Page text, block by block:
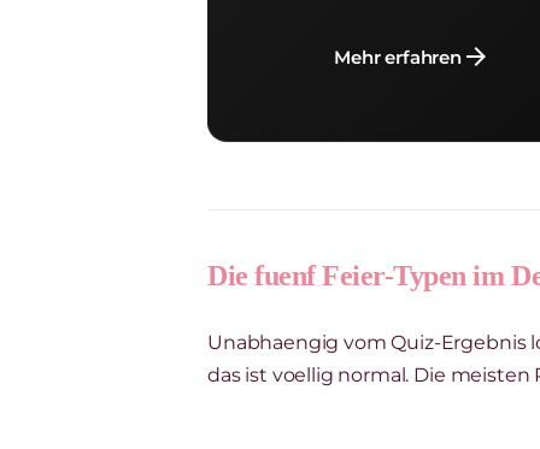
Mehr erfahrenarrow_forward
Die fuenf Feier-Typen im
Unabhaengig vom Quiz-Ergebnis
das ist voellig normal. Die meisten